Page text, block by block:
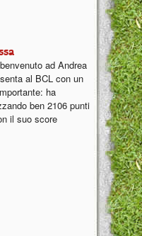
ad Andrea
al BCL con un
ha
ben 2106 punti
il suo score